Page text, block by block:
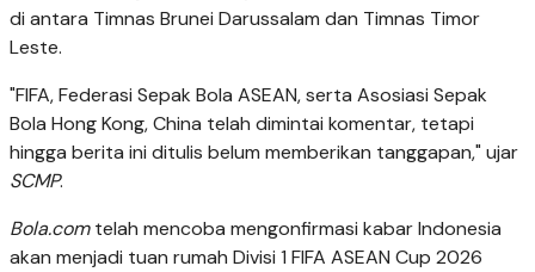
di antara Timnas Brunei Darussalam dan Timnas Timor
Leste.
"FIFA, Federasi Sepak Bola ASEAN, serta Asosiasi Sepak
Bola Hong Kong, China telah dimintai komentar, tetapi
hingga berita ini ditulis belum memberikan tanggapan," ujar
SCMP.
Bola.comtelah mencoba mengonfirmasi kabar Indonesia
akan menjadi tuan rumah Divisi 1 FIFA ASEAN Cup 2026